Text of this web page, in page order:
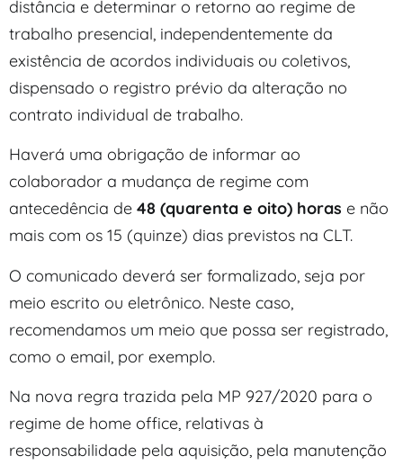
distância e determinar o retorno ao regime de
trabalho presencial, independentemente da
existência de acordos individuais ou coletivos,
dispensado o registro prévio da alteração no
contrato individual de trabalho.
Haverá uma obrigação de informar ao
colaborador a mudança de regime com
antecedência de 48 (quarenta e oito) horas e não
mais com os 15 (quinze) dias previstos na CLT.
O comunicado deverá ser formalizado, seja por
meio escrito ou eletrônico. Neste caso,
recomendamos um meio que possa ser registrado,
como o email, por exemplo.
Na nova regra trazida pela MP 927/2020 para o
regime de home office, relativas à
responsabilidade pela aquisição, pela manutenção